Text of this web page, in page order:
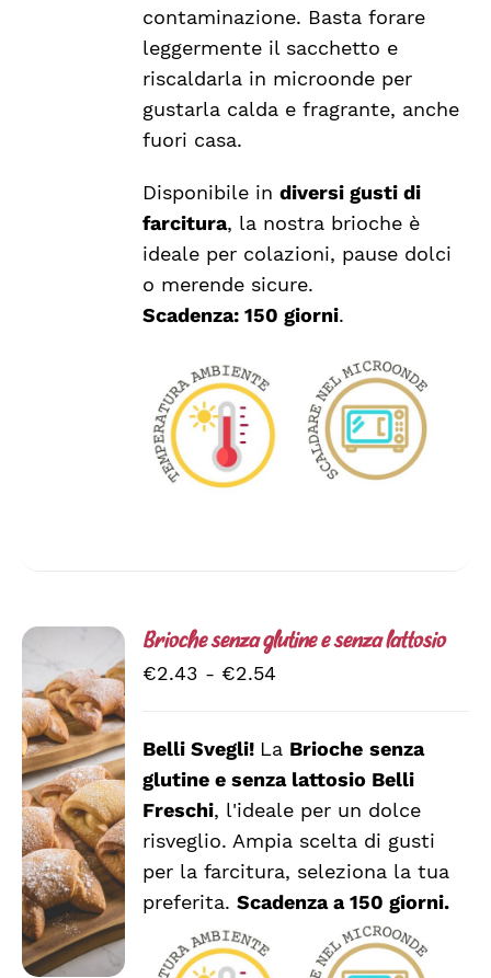
contaminazione. Basta forare
leggermente il sacchetto e
riscaldarla in microonde per
gustarla calda e fragrante, anche
fuori casa.
Disponibile indiversi gusti di
farcitura, la nostra brioche è
ideale per colazioni, pause dolci
o merende sicure.
Scadenza: 150 giorni.
SCEGLI
QUESTO
PRODOTTO
HA
PIÙ
VARIANTI.
LE
OPZIONI
POSSONO
/
DETTAGLI
Brioche senza glutine e senza lattosio
€2.43 - €2.54Fascia
€2.43
Belli Svegli! La Brioche senza
glutine e senza lattosio Belli
Freschi, l'ideale per un dolce
risveglio. Ampia scelta di gusti
per la farcitura, seleziona la tua
preferita.Scadenza a 150 giorni.